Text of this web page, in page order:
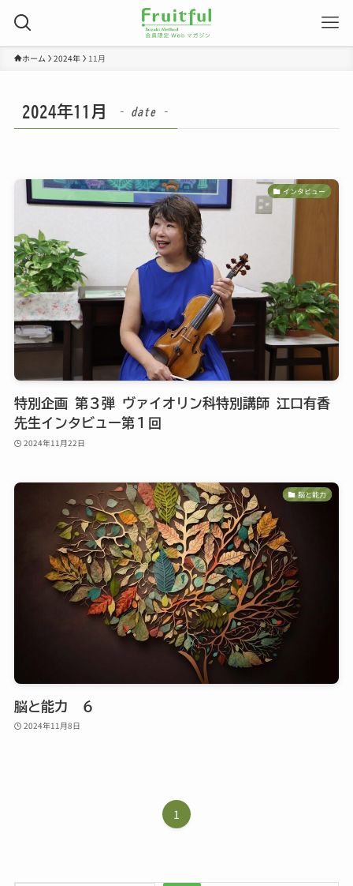
ホーム 2024年 11月
2024年11月 – date –
インタビュー
特別企画 第３弾 ヴァイオリン科特別講師 江口有香
先生インタビュー第１回
2024年11月22日
脳と能力
脳と能力 ６
2024年11月8日
1